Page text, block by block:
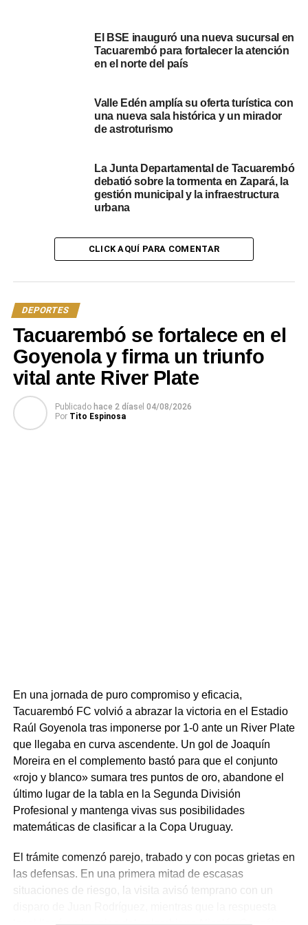
Estudiantes empató frente a Wanderers y se
mantiene en la punta
Atenas vs Tacuarembó: Día, hora del partido y
precios de las entradas
El BSE inauguró una nueva sucursal en
Tacuarembó para fortalecer la atención
en el norte del país
Valle Edén amplía su oferta turística con
una nueva sala histórica y un mirador
de astroturismo
La Junta Departamental de Tacuarembó
debatió sobre la tormenta en Zapará, la
gestión municipal y la infraestructura
urbana
CLICK AQUÍ PARA COMENTAR
DEPORTES
Tacuarembó se fortalece en el
Goyenola y firma un triunfo
vital ante River Plate
Publicado hace 2 díasel 04/08/2026
Por Tito Espinosa
En una jornada de puro compromiso y eficacia,
Tacuarembó FC volvió a abrazar la victoria en el Estadio
Raúl Goyenola tras imponerse por 1-0 ante un River Plate
que llegaba en curva ascendente. Un gol de Joaquín
Moreira en el complemento bastó para que el conjunto
«rojo y blanco» sumara tres puntos de oro, abandone el
último lugar de la tabla en la Segunda División
Profesional y mantenga vivas sus posibilidades
matemáticas de clasificar a la Copa Uruguay.
El trámite comenzó parejo, trabado y con pocas grietas en
las defensas. En una primera mitad de escasas
situaciones de riesgo, la visita avisó temprano con un